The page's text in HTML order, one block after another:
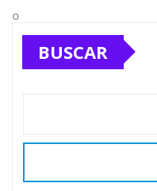
BUSCAR